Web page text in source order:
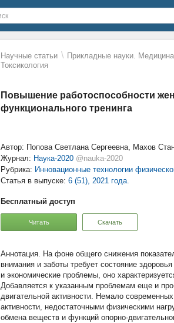
Научные статьи \ Прикладные науки.
Токсикология
Повышение работоспособности
функционального тренинга
Автор: Попова Светлана Сергеевна, Махов
Журнал: Наука-2020 @nauka-2020
Рубрика: Инновационные технологии
Статья в выпуске: 6 (51), 2021 года.
Бесплатный доступ
Читать Скачать
На фоне общего снижения
внимания и заботы требует состояние
и экономические проблемы, оно
Добавляется к указанным проблемам еще и
двигательной активности. Немало
активности, недостаточными физическими
обмена веществ и функций опорно-